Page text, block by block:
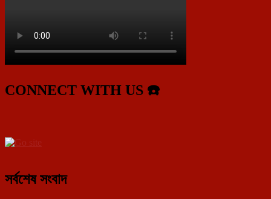
CONNECT WITH US ☎️
সর্বশেষ সংবাদ